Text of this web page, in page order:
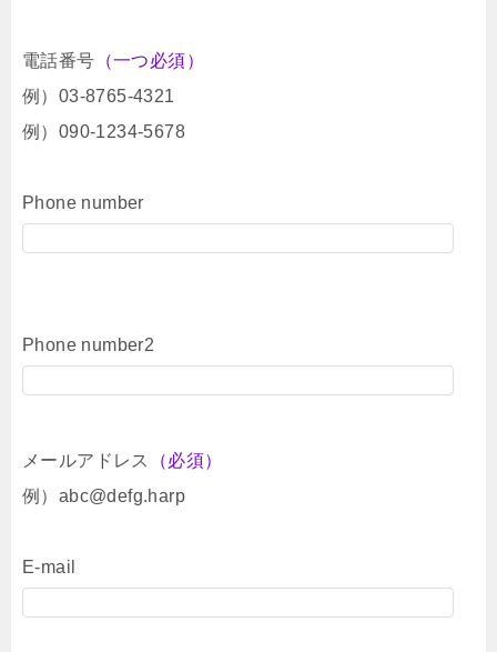
電話番号 （一つ必須）
例）03-8765-4321
例）090-1234-5678
Phone number
Phone number2
メールアドレス
（必須）
例）abc@defg.harp
E-mail